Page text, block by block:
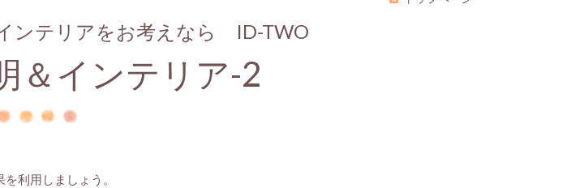
ンテリアをお考えなら ID-TWO
＆インテリア-2
利用しましょう。